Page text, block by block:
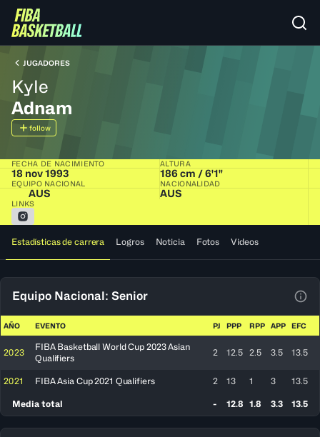
JUGADORES
Kyle
Adnam
follow
FECHA DE NACIMIENTO
18 nov 1993
ALTURA
186 cm / 6'1"
EQUIPO NACIONAL
AUS
NACIONALIDAD
AUS
LINKS
Estadísticas de carrera Logros Noticia Fotos Videos
Equipo Nacional: Senior
AÑO EVENTO PJ PPP RPP APP EFC
2023
FIBA Basketball World Cup 2023 Asian
Qualifiers
2 12.5 2.5 3.5 13.5
2021 FIBA Asia Cup 2021 Qualifiers 2 13 1 3 13.5
Media total - 12.8 1.8 3.3 13.5